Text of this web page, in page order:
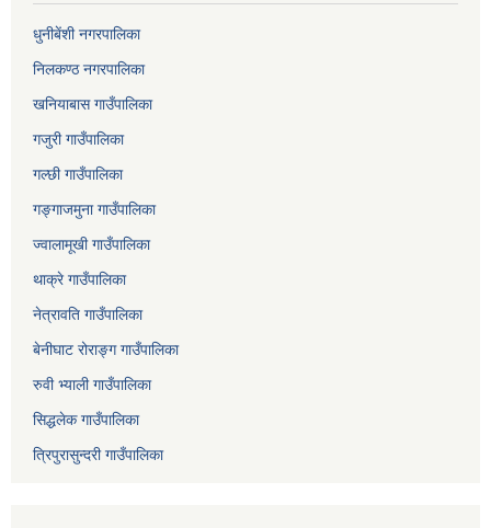
धुनीबेंशी नगरपालिका
निलकण्ठ नगरपालिका
खनियाबास गाउँपालिका
गजुरी गाउँपालिका
गल्छी गाउँपालिका
गङ्गाजमुना गाउँपालिका
ज्वालामूखी गाउँपालिका
थाक्रे गाउँपालिका
नेत्रावति गाउँपालिका
बेनीघाट रोराङ्ग गाउँपालिका
रुवी भ्याली गाउँपालिका
सिद्धलेक गाउँपालिका
त्रिपुरासुन्दरी गाउँपालिका